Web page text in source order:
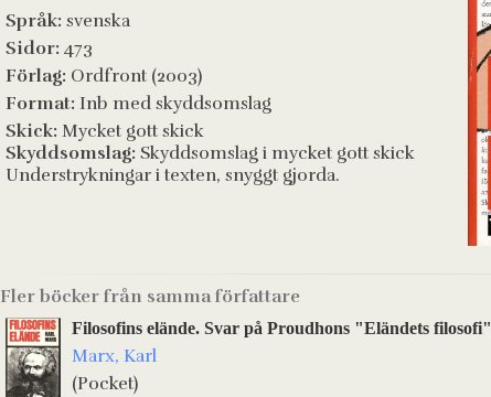
Språk: svenska
Sidor: 473
Förlag: Ordfront (2003)
Format: Inb med skyddsomslag
Skick: Mycket gott skick
Skyddsomslag: Skyddsomslag i mycket gott skick
Understrykningar i texten, snyggt gjorda.
Fler böcker från samma författare
Filosofins elände. Svar på Proudhons "Eländets filosofi"
Marx, Karl
(Pocket)